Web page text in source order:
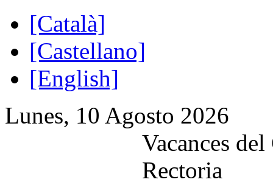
[Català]
[Castellano]
[English]
Lunes, 10 Agosto 2026
Vacances
Rectoria